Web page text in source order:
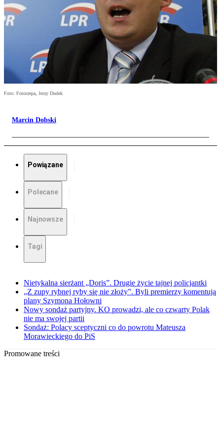
Foto: Fotorzepa, Jerzy Dudek
Marcin Dobski
Powiązane
Polecane
Najnowsze
Tagi
Nietykalna sierżant „Doris”. Drugie życie tajnej policjantki
„Z zupy rybnej ryby się nie złoży”. Byli premierzy komentują
plany Szymona Hołowni
Nowy sondaż partyjny. KO prowadzi, ale co czwarty Polak
nie ma swojej partii
Sondaż: Polacy sceptyczni co do powrotu Mateusza
Morawieckiego do PiS
Promowane treści